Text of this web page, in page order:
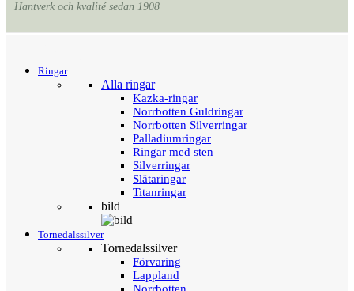
Hantverk och kvalité sedan 1908
Ringar
Alla ringar
Kazka-ringar
Norrbotten Guldringar
Norrbotten Silverringar
Palladiumringar
Ringar med sten
Silverringar
Slätaringar
Titanringar
bild
Tornedalssilver
Tornedalssilver
Förvaring
Lappland